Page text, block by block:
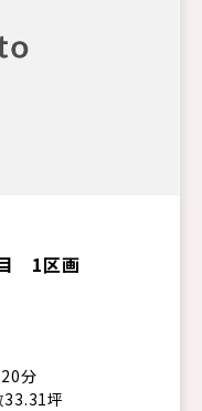
目 1区画
分
33.31坪